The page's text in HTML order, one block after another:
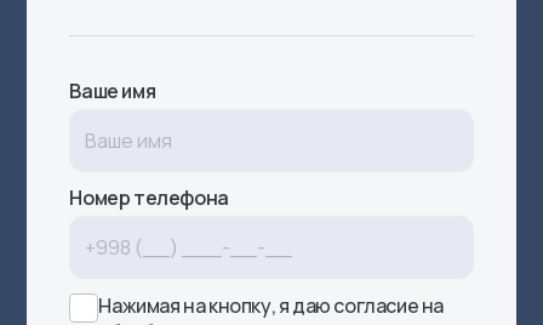
Ваше имя
Номер телефона
Нажимая на кнопку, я даю согласие на